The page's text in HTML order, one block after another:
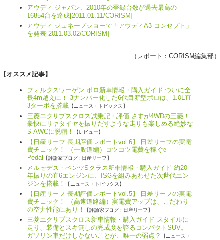
アウディ ジャパン、2010年の登録台数が過去最高の
16854台を達成[2011.01.11/CORISM]
アウディ ジュネーブショーで「アウディA3 コンセプト」
を発表[2011.03.02/CORISM]
（レポート： CORISM編集部）
【オススメ記事】
フォルクスワーゲン ポロ新車情報・購入ガイド ついに全
長4m越えに！ 3ナンバー化した6代目新型ポロは、1.0L直
3ターボを搭載 【ニュース・トピックス】
三菱エクリプスクロス試乗記・評価 さすが4WDの三菱！
豪快にリヤタイヤを振りだすような走りも楽しめる絶妙な
S-AWCに脱帽！
【レビュー】
【日産リーフ 長期評価レポートvol.6】 日差リーフの実電
費チェック！ （一般道編）コツコツ電費を稼ぐe-
Pedal
【評論家ブログ : 日産リーフ】
メルセデス・ベンツSクラス新車情報・購入ガイド 約20
年振りの直6エンジンに、ISGを組みあわせた次世代エン
ジンを搭載！
【ニュース・トピックス】
【日産リーフ 長期評価レポートvol.5】 日差リーフの実電
費チェック！ （高速道路編）実電費アップは、こだわり
の空力性能にあり！
【評論家ブログ : 日産リーフ】
三菱エクリプスクロス新車情報・購入ガイド スタイルに
走り、装備とスキ無しの完成度を誇るコンパクトSUV。
ガソリン車だけしかないことが、唯一の弱点？
【ニュース・